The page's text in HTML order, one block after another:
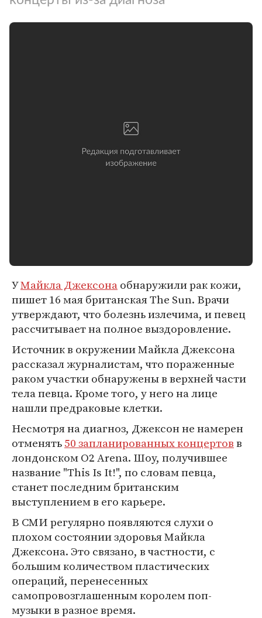
УМайкла Джексонаобнаружили рак кожи,
пишет 16 мая британская The Sun. Врачи
утверждают, что болезнь излечима, и певец
рассчитывает на полное выздоровление.
Источник в окружении Майкла Джексона
рассказал журналистам, что пораженные
раком участки обнаружены в верхней части
тела певца. Кроме того, у него на лице
нашли предраковые клетки.
Несмотря на диагноз, Джексон не намерен
отменять50 запланированных концертовв
лондонском O2 Arena. Шоу, получившее
название "This Is It!", по словам певца,
станет последним британским
выступлением в его карьере.
В СМИ регулярно появляются слухи о
плохом состоянии здоровья Майкла
Джексона. Это связано, в частности, с
большим количеством пластических
операций, перенесенных
самопровозглашенным королем поп-
музыки в разное время.